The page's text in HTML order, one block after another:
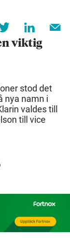
viktig
stod det
nya namn i
valdes till
till vice